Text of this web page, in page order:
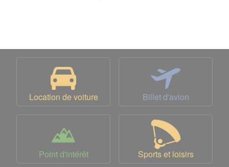
Location de voiture Billet d'avion
Point d'intérêt Sports et loisirs